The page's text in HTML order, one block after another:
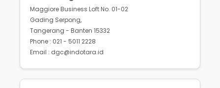
Maggiore Business Loft No. 01-02
Gading Serpong,
Tangerang - Banten 15332
Phone : 021 - 5011 2228
Email : dgc@indotara.id